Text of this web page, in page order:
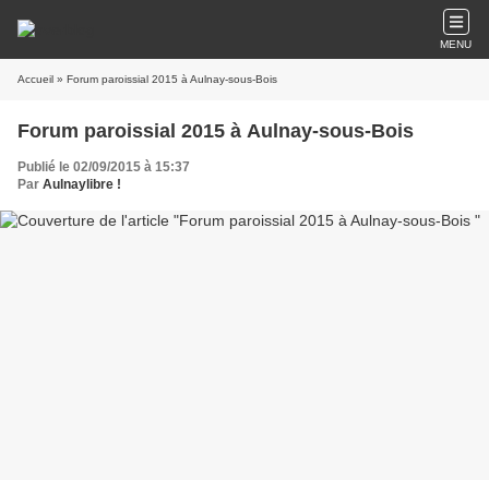
MENU
Accueil » Forum paroissial 2015 à Aulnay-sous-Bois
Forum paroissial 2015 à Aulnay-sous-Bois
Publié le 02/09/2015 à 15:37
Par Aulnaylibre !